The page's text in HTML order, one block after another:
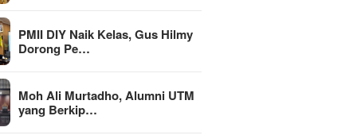
PMII DIY Naik Kelas, Gus Hilmy
Dorong Pe…
Moh Ali Murtadho, Alumni UTM
yang Berkip…